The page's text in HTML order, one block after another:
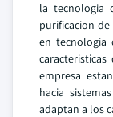
la tecnologia
purificacion
en tecnologia
empresa
hacia
adaptan a los